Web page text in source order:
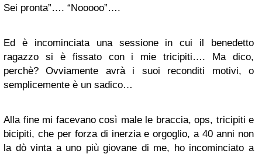
Sei pronta”…. “Nooooo”….
Ed è incominciata una sessione in cui il benedetto
ragazzo si è fissato con i mie tricipiti…. Ma dico,
perchè? Ovviamente avrà i suoi reconditi motivi, o
semplicemente è un sadico…
Alla fine mi facevano così male le braccia, ops, tricipiti e
bicipiti, che per forza di inerzia e orgoglio, a 40 anni non
la dò vinta a uno più giovane di me, ho incominciato a